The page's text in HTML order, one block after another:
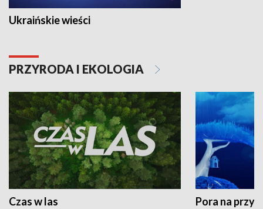
Ukraińskie wieści
PRZYRODA I EKOLOGIA
Czas w las Pora na